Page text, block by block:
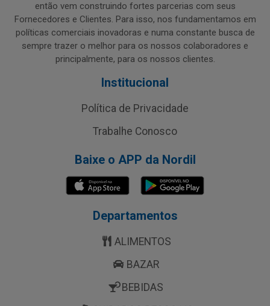
então vem construindo fortes parcerias com seus
Fornecedores e Clientes. Para isso, nos fundamentamos em
políticas comerciais inovadoras e numa constante busca de
sempre trazer o melhor para os nossos colaboradores e
principalmente, para os nossos clientes.
Institucional
Política de Privacidade
Trabalhe Conosco
Baixe o APP da Nordil
Departamentos
ALIMENTOS
BAZAR
BEBIDAS